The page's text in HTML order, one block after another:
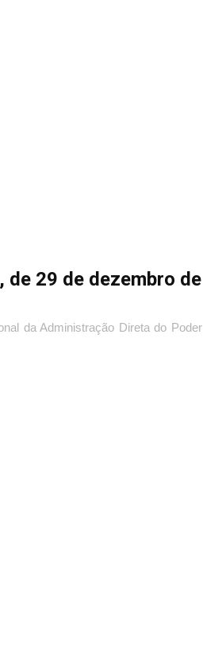
de 29 de dezembro de
da Administração Direta do Poder